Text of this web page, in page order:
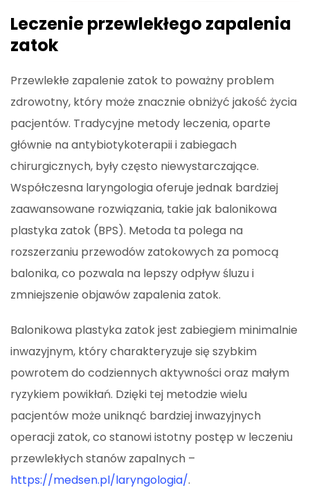
Leczenie przewlekłego zapalenia
zatok
Przewlekłe zapalenie zatok to poważny problem
zdrowotny, który może znacznie obniżyć jakość życia
pacjentów. Tradycyjne metody leczenia, oparte
głównie na antybiotykoterapii i zabiegach
chirurgicznych, były często niewystarczające.
Współczesna laryngologia oferuje jednak bardziej
zaawansowane rozwiązania, takie jak balonikowa
plastyka zatok (BPS). Metoda ta polega na
rozszerzaniu przewodów zatokowych za pomocą
balonika, co pozwala na lepszy odpływ śluzu i
zmniejszenie objawów zapalenia zatok.
Balonikowa plastyka zatok jest zabiegiem minimalnie
inwazyjnym, który charakteryzuje się szybkim
powrotem do codziennych aktywności oraz małym
ryzykiem powikłań. Dzięki tej metodzie wielu
pacjentów może uniknąć bardziej inwazyjnych
operacji zatok, co stanowi istotny postęp w leczeniu
przewlekłych stanów zapalnych –
https://medsen.pl/laryngologia/.